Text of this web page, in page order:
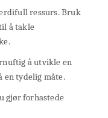
ressurs. Bruk
å takle
å utvikle en
en tydelig måte.
gjør forhastede